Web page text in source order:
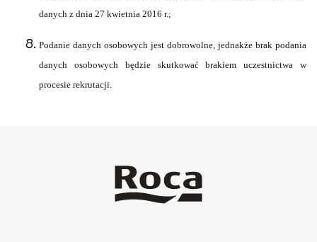
danych z dnia 27 kwietnia 2016 r.;
Podanie danych osobowych jest dobrowolne, jednakże brak podania
danych osobowych będzie skutkować brakiem uczestnictwa w
procesie rekrutacji.